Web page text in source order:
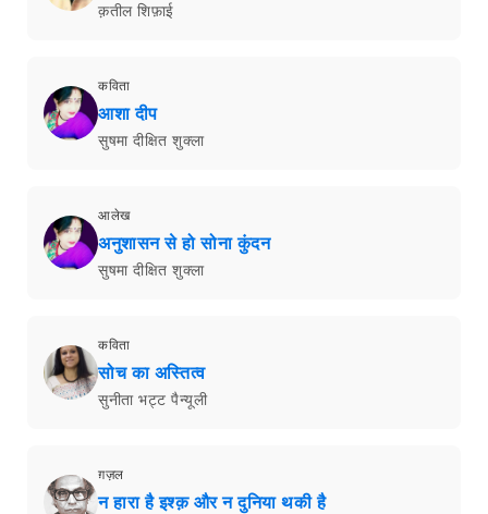
क़तील शिफ़ाई
कविता
आशा दीप
सुषमा दीक्षित शुक्ला
आलेख
अनुशासन से हो सोना कुंदन
सुषमा दीक्षित शुक्ला
कविता
सोच का अस्तित्व
सुनीता भट्ट पैन्यूली
ग़ज़ल
न हारा है इश्क़ और न दुनिया थकी है